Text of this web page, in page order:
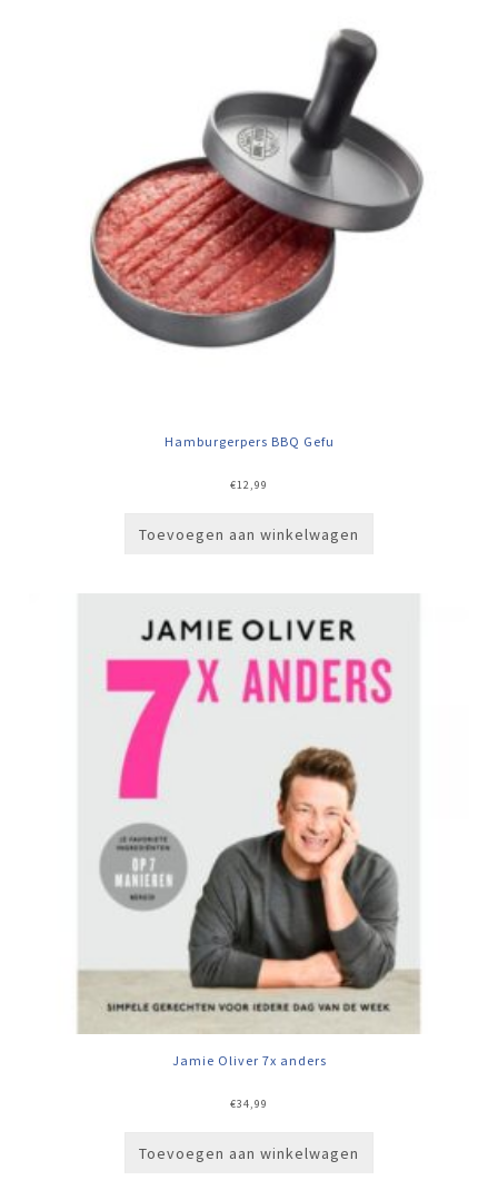
Hamburgerpers BBQ Gefu
€12,99
Toevoegen aan winkelwagen
Jamie Oliver 7x anders
€34,99
Toevoegen aan winkelwagen